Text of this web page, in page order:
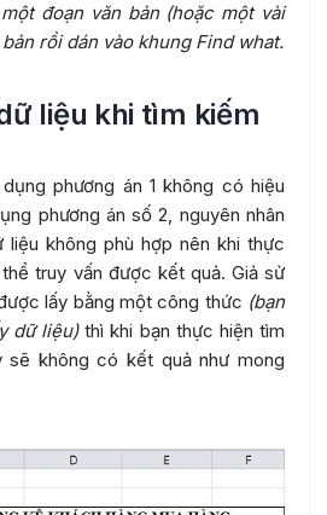
đoạn văn bản (hoặc một vài
rồi dán vào khung Find what.
liệu khi tìm kiếm
phương án 1 không có hiệu
phương án số 2, nguyên nhân
không phù hợp nên khi thực
truy vấn được kết quả. Giả sử
lấy bằng một công thức (bạn
dữ liệu)thì khi bạn thực hiện tìm
sẽ không có kết quả như mong